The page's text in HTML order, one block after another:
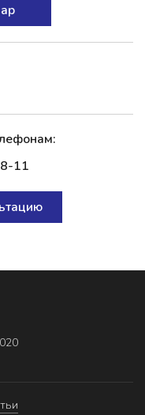
11